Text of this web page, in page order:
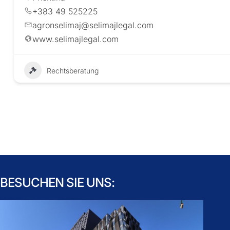
+383 49 525225
agronselimaj@selimajlegal.com
www.selimajlegal.com
Rechtsberatung
BESUCHEN SIE UNS: